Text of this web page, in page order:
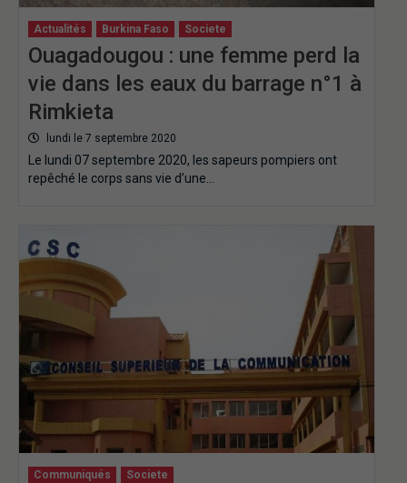
Actualités Burkina Faso Societe
Ouagadougou : une femme perd la
vie dans les eaux du barrage n°1 à
Rimkieta
lundi le 7 septembre 2020
Le lundi 07 septembre 2020, les sapeurs pompiers ont
repêché le corps sans vie d’une…
Communiqués Societe